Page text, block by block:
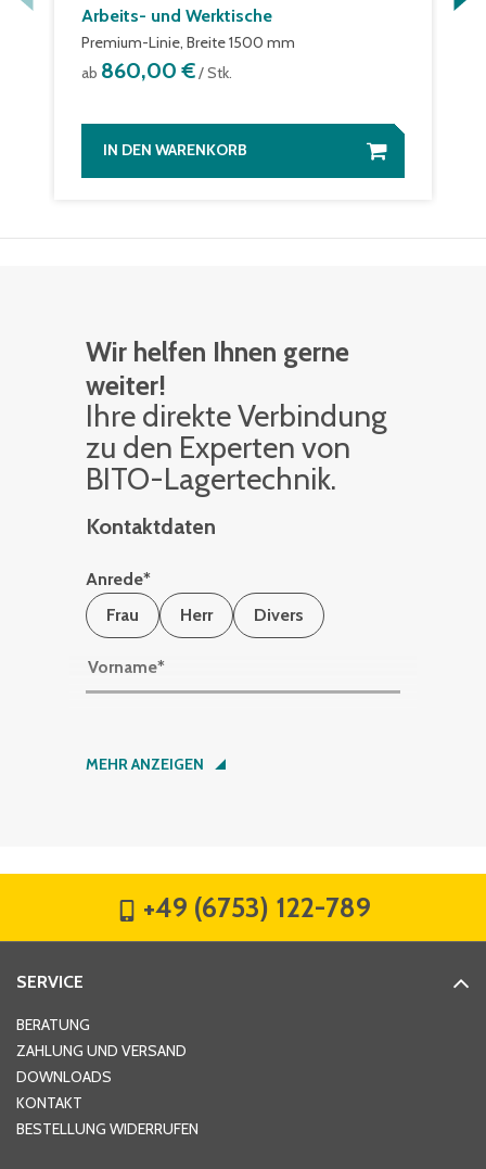
Arbeits- und Werktische
Premium-Linie, Breite 1500 mm
ab 860,00 €/ Stk.
IN DEN WARENKORB
Wir helfen Ihnen gerne
weiter!
Ihre di­rek­te Ver­bin­dung
zu den Ex­per­ten von
BITO-La­ger­tech­nik.
Kontaktdaten
Anrede*
Frau
Herr Divers
Vorname*
Nachname*
Hausnummer
MEHR ANZEIGEN
+49 (6753) 122-789
SERVICE
BERATUNG
ZAHLUNG UND VERSAND
DOWNLOADS
KONTAKT
BESTELLUNG WIDERRUFEN